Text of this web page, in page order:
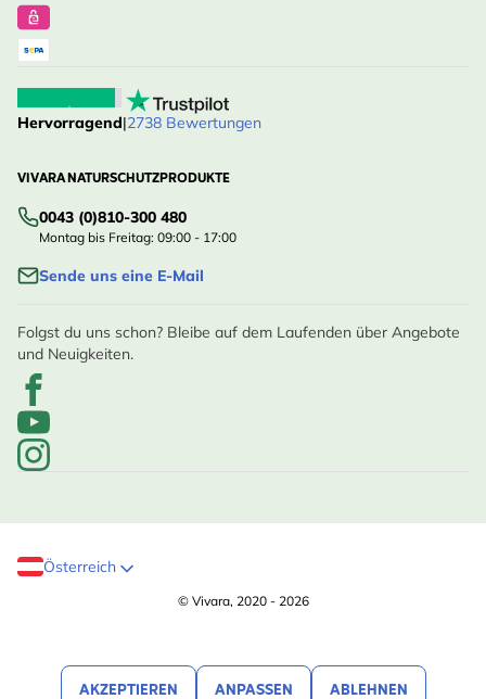
AKZEPTIEREN ANPASSEN ABLEHNEN
Hervorragend|2738 Bewertungen
VIVARA NATURSCHUTZPRODUKTE
0043 (0)810-300 480
Montag bis Freitag: 09:00 - 17:00
Sende uns eine E-Mail
Folgst du uns schon? Bleibe auf dem Laufenden über Angebote
und Neuigkeiten.
Österreich
© Vivara, 2020 - 2026